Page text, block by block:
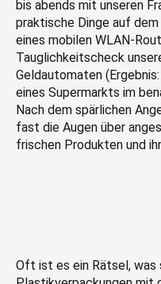
bis abends mit unseren
praktische Dinge auf
eines mobilen WLAN-
Tauglichkeitscheck
Geldautomaten
eines Supermarkts im
Nach dem spärlichen
fast die Augen über
frischen Produkten und
Oft ist es ein Rätsel, was